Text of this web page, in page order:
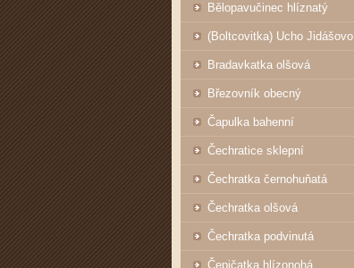
Bělopavučinec hlíznatý
(Boltcovitka) Ucho Jidášovo
Bradavkatka olšová
Březovník obecný
Čapulka bahenní
Čechratice sklepní
Čechratka černohuňatá
Čechratka olšová
Čechratka podvinutá
Čepičatka hlízonohá